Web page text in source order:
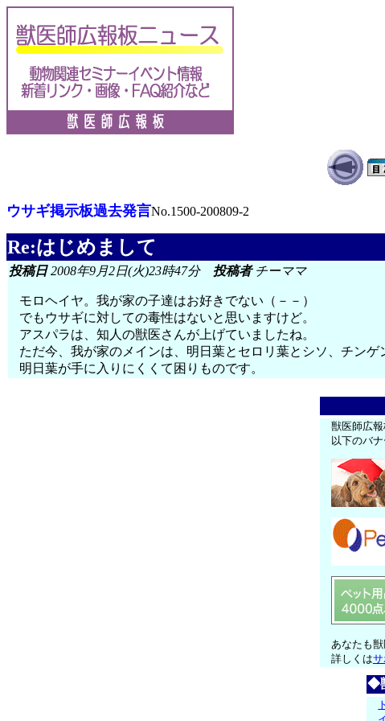
ウサギ掲示板過去発言No.1500-200809-2
Re:はじめまして
投稿日2008年9月2日(火)23時47分 投稿者チーママ
モロヘイヤ。我が家の子達はお好きでない（－－）
でもウサギに対しての毒性はないと思いますけど。
アスパラは、知人の獣医さんが上げていましたね。
ただ今、我が家のメインは、明日葉とセロリ葉とシソ、チンゲ
明日葉が手に入りにくくて困りものです。
獣医師広
以下のバ
あなたも獣
詳しくは
◆